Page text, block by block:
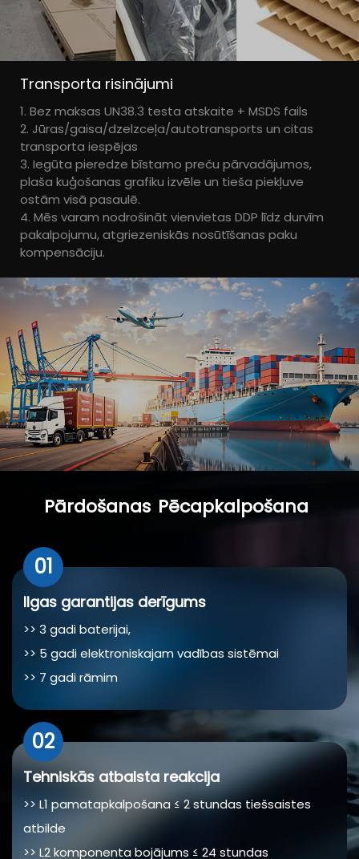
Transporta risinājumi
1. Bez maksas UN38.3 testa atskaite + MSDS fails
2. Jūras/gaisa/dzelzceļa/autotransports un citas
transporta iespējas
3. Iegūta pieredze bīstamo preču pārvadājumos,
plaša kuģošanas grafiku izvēle un tieša piekļuve
ostām visā pasaulē.
4. Mēs varam nodrošināt vienvietas DDP līdz durvīm
pakalpojumu, atgriezeniskās nosūtīšanas paku
kompensāciju.
Pārdošanas Pēcapkalpošana
01
Ilgas garantijas derīgums
>> 3 gadi baterijai,
>> 5 gadi elektroniskajam vadības sistēmai
>> 7 gadi rāmim
02
Tehniskās atbalsta reakcija
>> L1 pamatapkalpošana ≤ 2 stundas tiešsaistes
atbilde
>> L2 komponenta bojājums ≤ 24 stundas